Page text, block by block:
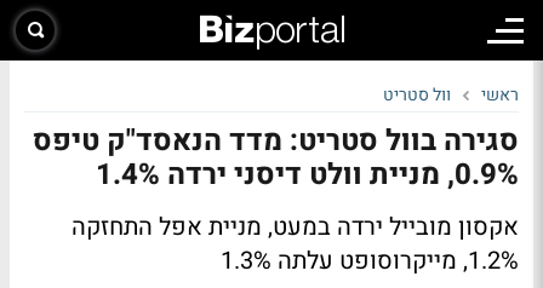
ראשי וול סטריט
סגירה בוול סטריט: מדד הנאסד"ק טיפס
0.9%, מניית וולט דיסני ירדה 1.4%
אקסון מובייל ירדה במעט, מניית אפל התחזקה
1.2%, מייקרוסופט עלתה 1.3%